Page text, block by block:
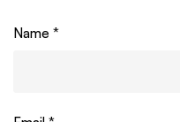
Name *